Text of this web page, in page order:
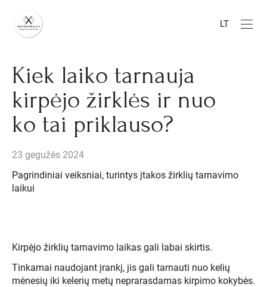
LT
Kiek laiko tarnauja
kirpėjo žirklės ir nuo
ko tai priklauso?
23 gegužės 2024
Pagrindiniai veiksniai, turintys įtakos žirklių tarnavimo
laikui
Kirpėjo žirklių tarnavimo laikas gali labai skirtis.
Tinkamai naudojant įrankį, jis gali tarnauti nuo kelių
mėnesių iki kelerių metų neprarasdamas kirpimo kokybės.